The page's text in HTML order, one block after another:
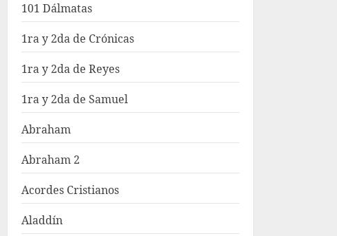
101 Dálmatas
1ra y 2da de Crónicas
1ra y 2da de Reyes
1ra y 2da de Samuel
Abraham
Abraham 2
Acordes Cristianos
Aladdín